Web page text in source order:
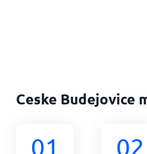
Ceske Budejovice
01 02